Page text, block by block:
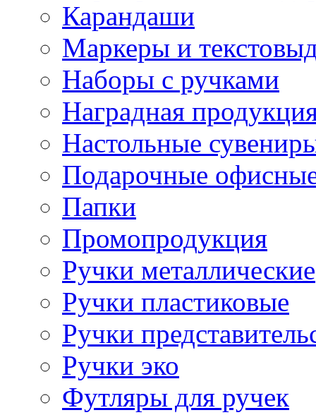
Карандаши
Маркеры и
Наборы с ручками
Наградная
Настольные
Подарочные
Папки
Промопродукция
Ручки металлические
Ручки пластиковые
Ручки
Ручки эко
Футляры для ручек